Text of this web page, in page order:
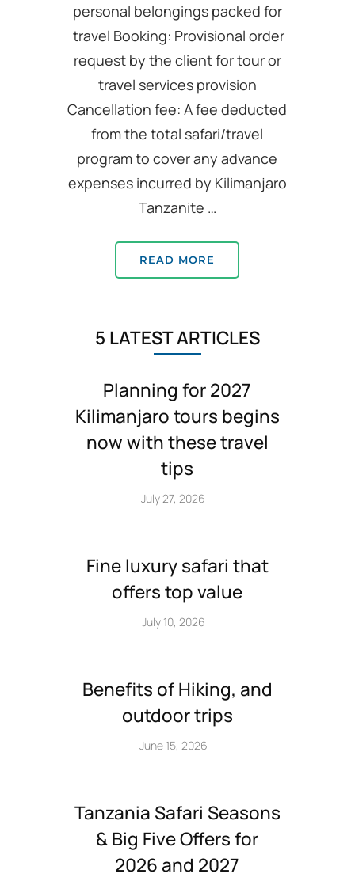
personal belongings packed for
travel Booking: Provisional order
request by the client for tour or
travel services provision
Cancellation fee: A fee deducted
from the total safari/travel
program to cover any advance
expenses incurred by Kilimanjaro
Tanzanite …
READ MORE
5 LATEST ARTICLES
Planning for 2027
Kilimanjaro tours begins
now with these travel
tips
July 27, 2026
Fine luxury safari that
offers top value
July 10, 2026
Benefits of Hiking, and
outdoor trips
June 15, 2026
Tanzania Safari Seasons
& Big Five Offers for
2026 and 2027